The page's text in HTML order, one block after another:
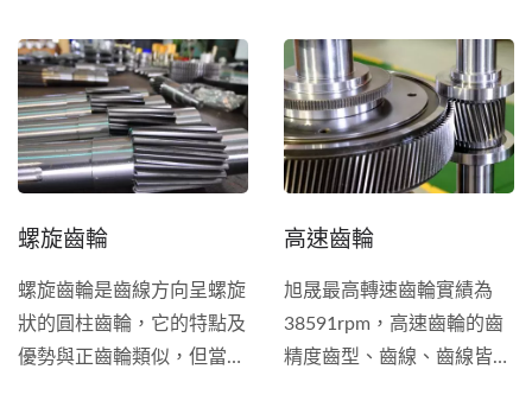
高轉速或大扭矩齒輪組。而
其製作，需要相當專業的技
術，才能將誤差控制於範圍
內，否則將產生異音、並大
幅縮短產品壽命。旭晟擁有
深受客戶長期信賴。
廠已無販售或是手上沒有圖
面，旭晟使用先進的量測設
備與檢查工具，可以生產出
與您提供之樣品百分百相同
的齒輪。
螺旋齒輪
螺旋齒輪是齒線方向呈螺旋
狀的圓柱齒輪，它的特點及
優勢與正齒輪類似，但當有
高速齒輪
旭晟最高轉速齒輪實績為
38591rpm，高速齒輪的齒
精度齒型、齒線、齒線皆須